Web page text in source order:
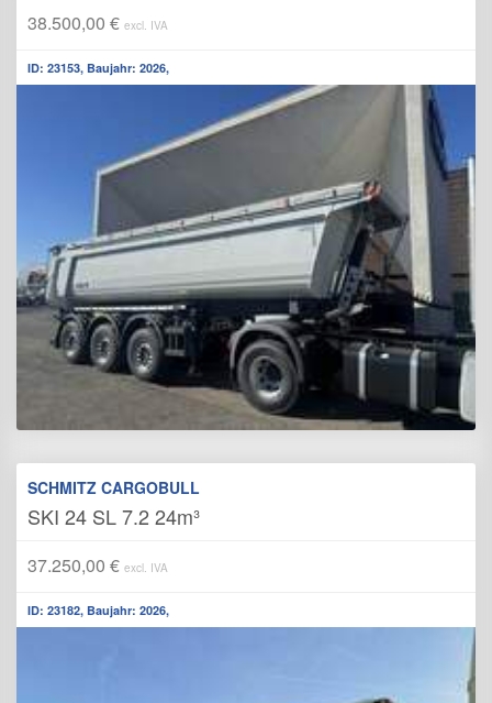
38.500,00 € excl. IVA
ID: 23153, Baujahr: 2026,
SCHMITZ CARGOBULL
SKI 24 SL 7.2 24m³
37.250,00 € excl. IVA
ID: 23182, Baujahr: 2026,